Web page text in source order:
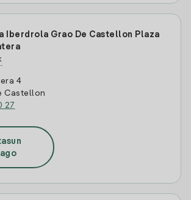
Iberdrola Grao De Castellon Plaza
4
Castellon
27